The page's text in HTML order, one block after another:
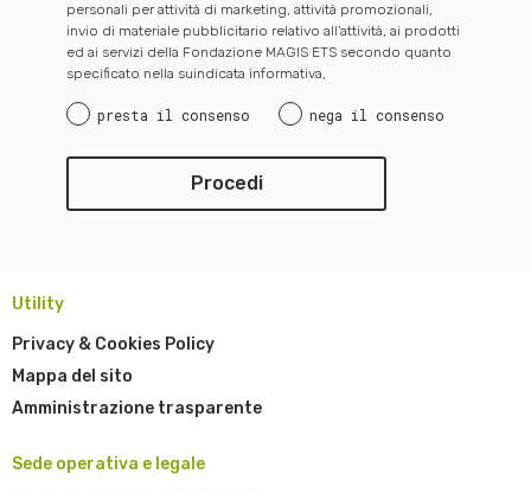
personali per attività di marketing, attività promozionali,
invio di materiale pubblicitario relativo all’attività, ai prodotti
ed ai servizi della Fondazione MAGIS ETS secondo quanto
specificato nella suindicata informativa,
presta il consenso nega il consenso
Utility
Privacy & Cookies Policy
Mappa del sito
Amministrazione trasparente
Sede operativa e legale